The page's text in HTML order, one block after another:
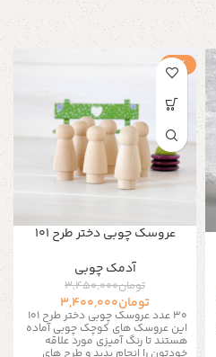
-1%
عروسک چوبی دختر طرح 101
آدمک چوبی
تومان3,450,000
تومان3,400,000
30 عدد عروسک چوبی دختر طرح 101
این عروسک های کوچک چوبی آماده
هستند تا رنگ آمیزی مورد علاقه
خودتون را انجام بدید و طرح های